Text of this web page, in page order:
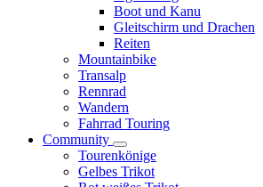
Boot und Kanu
Gleitschirm und Drachen
Reiten
Mountainbike
Transalp
Rennrad
Wandern
Fahrrad Touring
Community
Tourenkönige
Gelbes Trikot